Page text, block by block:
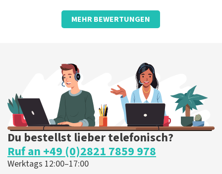
Bewertung von Jolanda Verweij überTopTicketShop
MEHR BEWERTUNGEN
Du bestellst lieber telefonisch?
Ruf an +49 (0)2821 7859 978
Werktags 12:00–17:00